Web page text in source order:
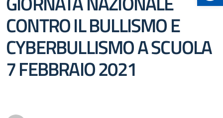
CONTRO IL BULLISMO E
CYBERBULLISMO A SCUOLA
7 FEBBRAIO 2021